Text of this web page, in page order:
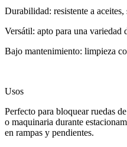
Durabilidad: resistente a
Versátil: apto para una variedad
Bajo mantenimiento: limpieza
Usos
Perfecto para bloquear ruedas
o maquinaria durante
en rampas y pendientes.